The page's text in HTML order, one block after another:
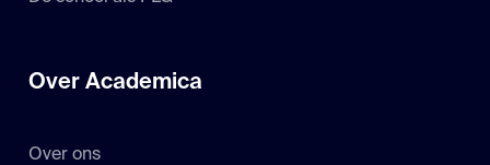
Over Academica
Over ons